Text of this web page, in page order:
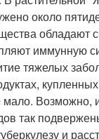
около
обладают
иммунную
тяжелых
мало. Возможно,
так
и